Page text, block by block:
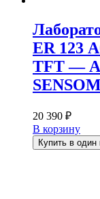
ER 123
TFT —
20 390 ₽
В корзину
Купить в один